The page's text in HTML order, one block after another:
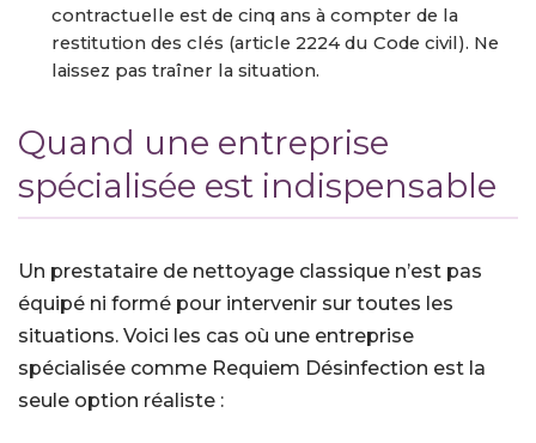
contractuelle est de cinq ans à compter de la
restitution des clés (article 2224 du Code civil). Ne
laissez pas traîner la situation.
Quand une entreprise
spécialisée est indispensable
Un prestataire de nettoyage classique n’est pas
équipé ni formé pour intervenir sur toutes les
situations. Voici les cas où une entreprise
spécialisée comme Requiem Désinfection est la
seule option réaliste :